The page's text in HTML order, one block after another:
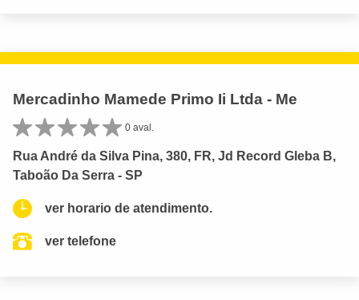
Mercadinho Mamede Primo Ii Ltda - Me
0 aval.
Rua André da Silva Pina, 380, FR, Jd Record Gleba B,
Taboão Da Serra - SP
ver horario de atendimento.
ver telefone